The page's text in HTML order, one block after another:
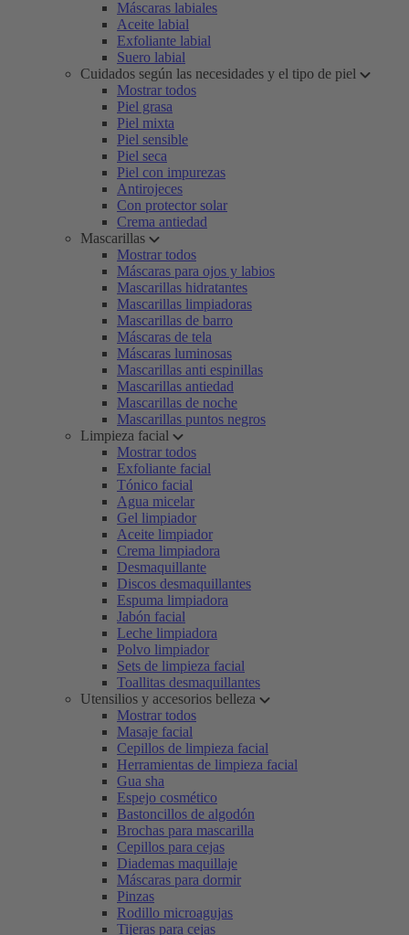
Máscaras labiales
Aceite labial
Exfoliante labial
Suero labial
Cuidados según las necesidades y el tipo de piel
Mostrar todos
Piel grasa
Piel mixta
Piel sensible
Piel seca
Piel con impurezas
Antirojeces
Con protector solar
Crema antiedad
Mascarillas
Mostrar todos
Máscaras para ojos y labios
Mascarillas hidratantes
Mascarillas limpiadoras
Mascarillas de barro
Máscaras de tela
Máscaras luminosas
Mascarillas anti espinillas
Mascarillas antiedad
Mascarillas de noche
Mascarillas puntos negros
Limpieza facial
Mostrar todos
Exfoliante facial
Tónico facial
Agua micelar
Gel limpiador
Aceite limpiador
Crema limpiadora
Desmaquillante
Discos desmaquillantes
Espuma limpiadora
Jabón facial
Leche limpiadora
Polvo limpiador
Sets de limpieza facial
Toallitas desmaquillantes
Utensilios y accesorios belleza
Mostrar todos
Masaje facial
Cepillos de limpieza facial
Herramientas de limpieza facial
Gua sha
Espejo cosmético
Bastoncillos de algodón
Brochas para mascarilla
Cepillos para cejas
Diademas maquillaje
Máscaras para dormir
Pinzas
Rodillo microagujas
Tijeras para cejas